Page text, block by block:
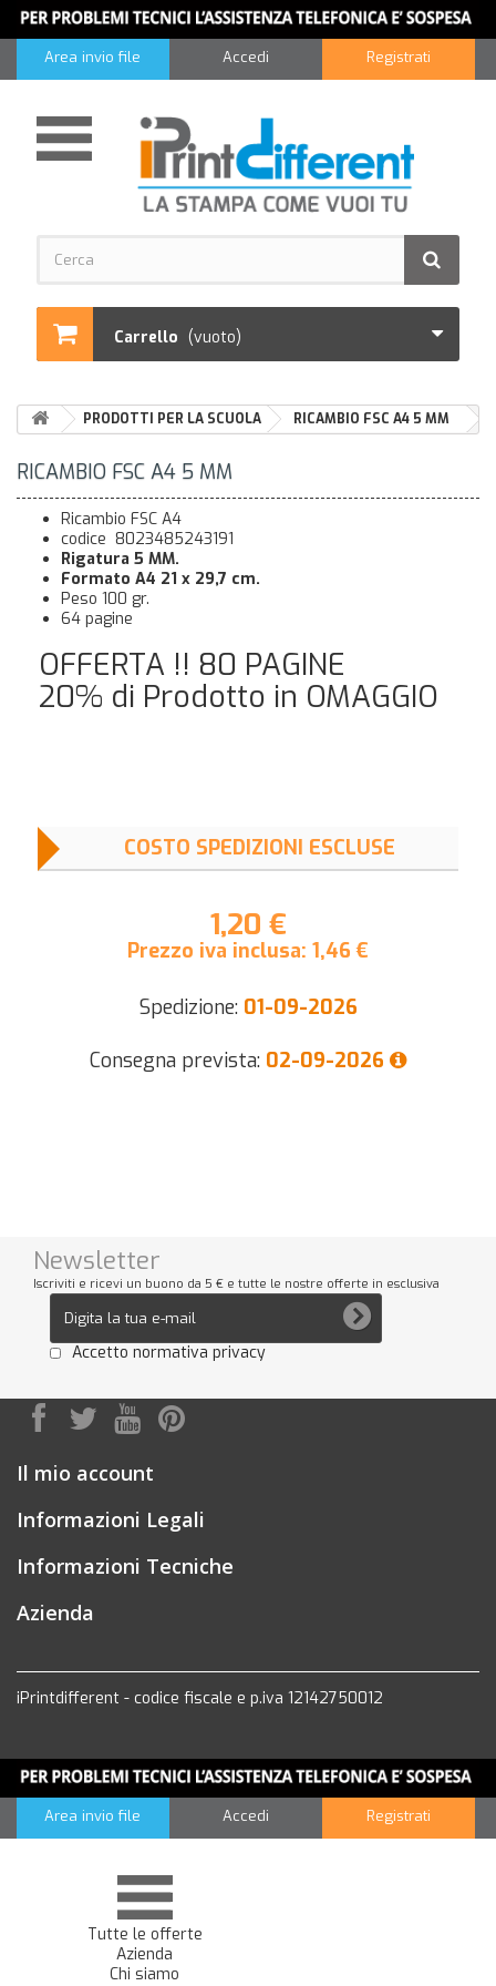
Area invio file Accedi Registrati
Carrello (vuoto)
PRODOTTI PER LA SCUOLA RICAMBIO FSC A4 5 MM
RICAMBIO FSC A4 5 MM
Ricambio FSC A4
codice 8023485243191
Rigatura 5 MM.
Formato A4 21 x 29,7 cm.
Peso 100 gr.
64 pagine
OFFERTA !! 80 PAGINE
20% di Prodotto in OMAGGIO
COSTO SPEDIZIONI ESCLUSE
1,20 €
Prezzo iva inclusa: 1,46€
Spedizione: 01-09-2026
Consegna prevista: 02-09-2026
Newsletter
Iscriviti e ricevi un buono da 5 € e tutte le nostre offerte in esclusiva
Accetto normativa privacy
Il mio account
Informazioni Legali
Informazioni Tecniche
Azienda
iPrintdifferent - codice fiscale e p.iva 12142750012
Area invio file Accedi Registrati
Tutte le offerte
Azienda
Chi siamo